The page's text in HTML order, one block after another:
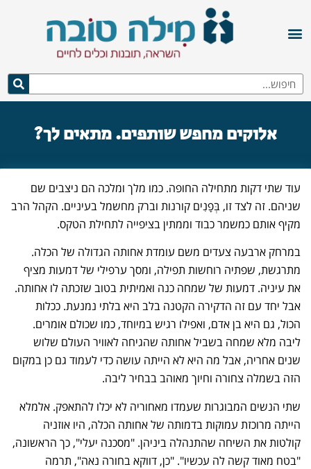
אלוקים מחפש שותפים. מתאים לך?
עוד שתי דקות מתחילה החופה. כמו מלך ומלכה הם ניצבים שם
שניהם. זה לצד זו, בְּפָנִים קורנות וברק מחשמל בעיניים. הקהל הרב
מקיף אותם כמשמר כבוד וממתין בציפייה לתחילת הטקס.
במרחק ארבעה צעדים משם עומדת אחותה הגדולה של הכלה.
מתרגשת, שפתיה רוחשות תפילה, ומסך ערפילי של דמעות מציף
את עיניה. דמעות של שמחה כנה ואמיתית בטוב שזכתה לו אחותה.
אבל יחד עם זה הדקירה הקטנה בלב היא בלתי נמנעת. ככלות
הכול, גם היא בן אדם, ואפילו רגיש במיוחד, כמו שכולם אומרים.
ליבה מלא שמחה בשביל אחותה שהגיחה לאוויר העולם שלוש
שנים אחריה, אבל מה היא לא הייתה עושה כדי לעמוד גם כן במקום
הזה בשמלה צחורה וחיוך מאוהב בבחיר ליבה.
שתי הנשים המבוגרות שעמדו מאחוריה לא יכלו להתאפק. אלמלא
הייתה מרוכזת עמוקות בדמותה של אחותה הכלה, היו אוזניה
קולטות את השיחה שהתנהלה ביניהן. "מסכנה יעלי", כך הראשונה,
"בטח מאוד קשה לה עכשיו". "כן, דווקא בחורה נאה", תרמה